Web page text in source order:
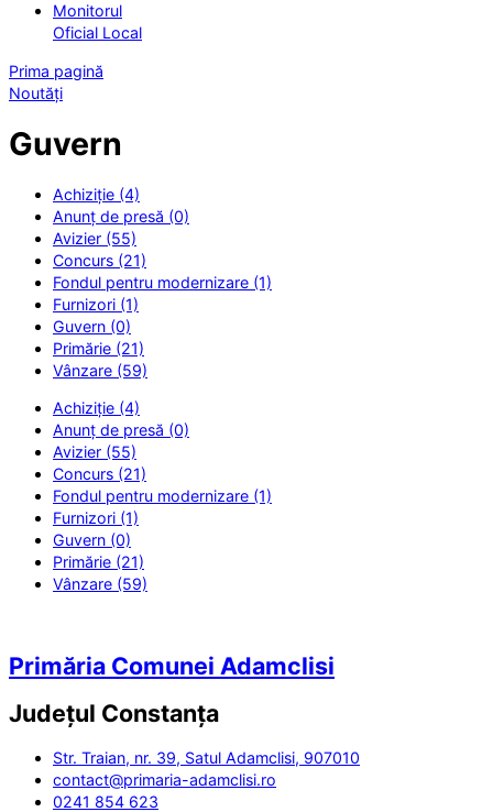
Monitorul
Oficial Local
Prima pagină
Noutăți
Guvern
Achiziție (4)
Anunț de presă (0)
Avizier (55)
Concurs (21)
Fondul pentru modernizare (1)
Furnizori (1)
Guvern (0)
Primărie (21)
Vânzare (59)
Achiziție (4)
Anunț de presă (0)
Avizier (55)
Concurs (21)
Fondul pentru modernizare (1)
Furnizori (1)
Guvern (0)
Primărie (21)
Vânzare (59)
Primăria Comunei Adamclisi
Județul Constanța
Str. Traian, nr. 39, Satul Adamclisi, 907010
contact@primaria-adamclisi.ro
0241 854 623